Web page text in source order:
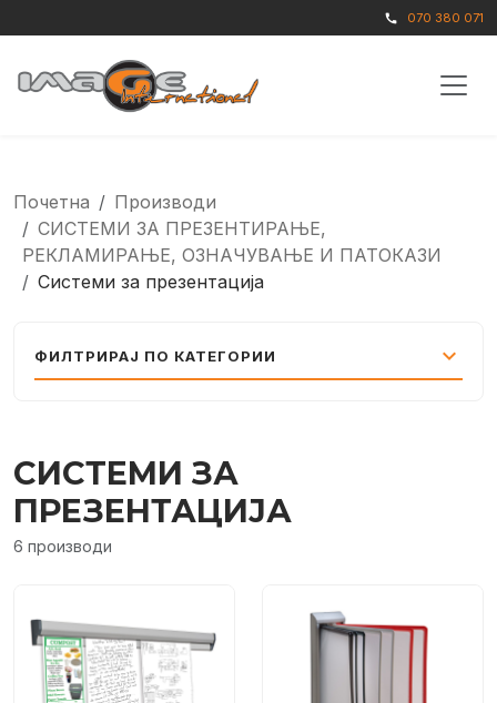
call 070 380 071
Почетна
Производи
СИСТЕМИ ЗА ПРЕЗЕНТИРАЊЕ,
РЕКЛАМИРАЊЕ, ОЗНАЧУВАЊЕ И ПАТОКАЗИ
Системи за презентација
ФИЛТРИРАЈ ПО КАТЕГОРИИ expand_more
СИСТЕМИ ЗА
ПРЕЗЕНТАЦИЈА
6 производи